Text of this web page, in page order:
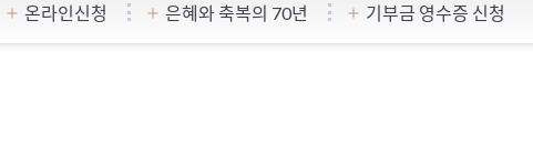
온라인신청 은혜와 축복의 70년 기부금 영수증 신청